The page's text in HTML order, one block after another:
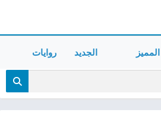
المميز الجديد روايات